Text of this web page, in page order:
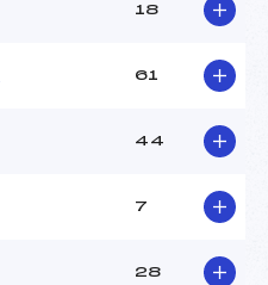
-3
28.7300
18
61
44
7
28